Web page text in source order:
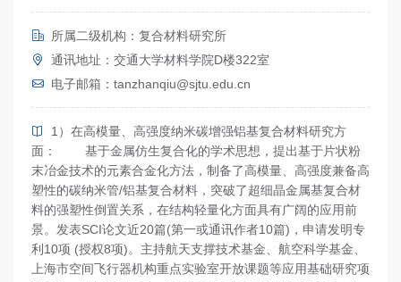
所属二级机构：复合材料研究所
通讯地址：交通大学材料学院D楼322室
电子邮箱：tanzhanqiu@sjtu.edu.cn
1）在高模量、高强度纳米碳增强铝基复合材料研究方
面： 基于金属仿生复合化的学术思想，提出基于片状粉
末冶金技术的元素合金化方法，制备了高模量、高强度兼备高
塑性的碳纳米管/铝基复合材料，突破了超细晶金属基复合材
料的强塑性倒置关系，在结构轻量化方面具有广阔的应用前
景。发表SCI论文近20篇(第一或通讯作者10篇)，申请发明专
利10项 (授权8项)。主持航天支撑技术基金、航空科学基金、
上海市空间飞行器机构重点实验室开放课题等应用基础研究项